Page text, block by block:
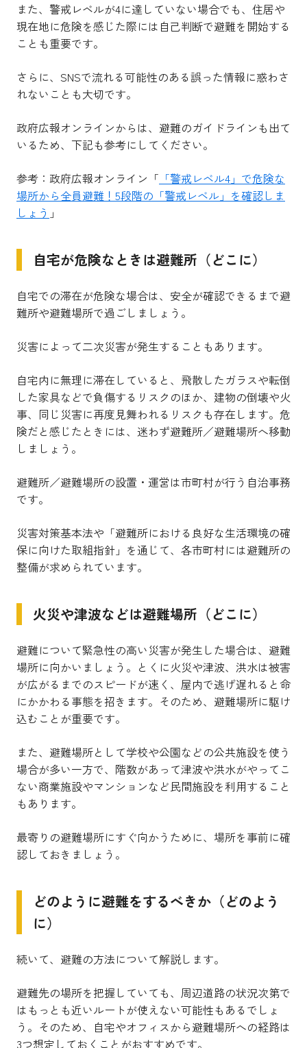
また、警戒レベルが4に達していない場合でも、住居や
現在地に危険を感じた際には自己判断で避難を開始する
ことも重要です。
さらに、SNSで流れる可能性のある誤った情報に惑わさ
れないことも大切です。
政府広報オンラインからは、避難のガイドラインも出て
いるため、下記も参考にしてください。
参考：政府広報オンライン「 「警戒レベル4」で危険な
場所から全員避難！5段階の「警戒レベル」を確認しま
しょう 」
自宅が危険なときは避難所（どこに）
自宅での滞在が危険な場合は、安全が確認できるまで避
難所や避難場所で過ごしましょう。
災害によって二次災害が発生することもあります。
自宅内に無理に滞在していると、飛散したガラスや転倒
した家具などで負傷するリスクのほか、建物の倒壊や火
事、同じ災害に再度見舞われるリスクも存在します。危
険だと感じたときには、迷わず避難所／避難場所へ移動
しましょう。
避難所／避難場所の設置・運営は市町村が行う自治事務
です。
災害対策基本法や「避難所における良好な生活環境の確
保に向けた取組指針」を通じて、各市町村には避難所の
整備が求められています。
火災や津波などは避難場所（どこに）
避難について緊急性の高い災害が発生した場合は、避難
場所に向かいましょう。とくに火災や津波、洪水は被害
が広がるまでのスピードが速く、屋内で逃げ遅れると命
にかかわる事態を招きます。そのため、避難場所に駆け
込むことが重要です。
また、避難場所として学校や公園などの公共施設を使う
場合が多い一方で、階数があって津波や洪水がやってこ
ない商業施設やマンションなど民間施設を利用すること
もあります。
最寄りの避難場所にすぐ向かうために、場所を事前に確
認しておきましょう。
どのように避難をするべきか（どのよう
に）
続いて、避難の方法について解説します。
避難先の場所を把握していても、周辺道路の状況次第で
はもっとも近いルートが使えない可能性もあるでしょ
う。そのため、自宅やオフィスから避難場所への経路は
3つ想定しておくことがおすすめです。